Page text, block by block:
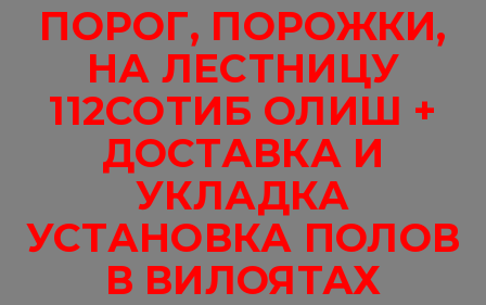
ПОРОГ, ПОРОЖКИ,
НА ЛЕСТНИЦУ
112СОТИБ ОЛИШ +
ДОСТАВКА И
УКЛАДКА
УСТАНОВКА ПОЛОВ
В ВИЛОЯТАХ